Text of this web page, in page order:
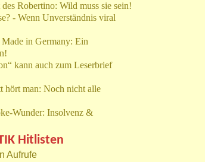
Robertino: Wild muss sie sein!
- Wenn Unverständnis viral
in Germany: Ein
kann auch zum Leserbrief
hört man: Noch nicht alle
Wunder: Insolvenz &
Hitlisten
Aufrufe